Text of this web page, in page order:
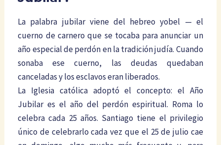
La palabra jubilar viene del hebreo yobel — el
cuerno de carnero que se tocaba para anunciar un
año especial de perdón en la tradición judía. Cuando
sonaba ese cuerno, las deudas quedaban
canceladas y los esclavos eran liberados.
La Iglesia católica adoptó el concepto: el Año
Jubilar es el año del perdón espiritual. Roma lo
celebra cada 25 años. Santiago tiene el privilegio
único de celebrarlo cada vez que el 25 de julio cae